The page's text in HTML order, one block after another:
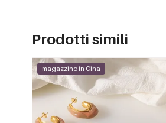
Prodotti simili
magazzino in Cina